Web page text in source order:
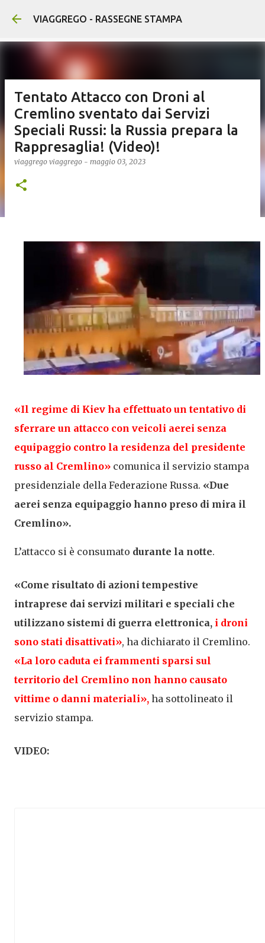
Passa ai contenuti principali
VIAGGREGO - RASSEGNE STAMPA
Tentato Attacco con Droni al
Cremlino sventato dai Servizi
Speciali Russi: la Russia prepara la
Rappresaglia! (Video)!
viaggrego viaggrego - maggio 03, 2023
«Il regime di Kiev ha effettuato un tentativo di
sferrare un attacco con veicoli aerei senza
equipaggio contro la residenza del presidente
russo al Cremlino» comunica il servizio stampa
presidenziale della Federazione Russa. «Due
aerei senza equipaggio hanno preso di mira il
Cremlino».
L’attacco si è consumato durante la notte.
«Come risultato di azioni tempestive
intraprese dai servizi militari e speciali che
utilizzano sistemi di guerra elettronica, i droni
sono stati disattivati», ha dichiarato il Cremlino.
«La loro caduta ei frammenti sparsi sul
territorio del Cremlino non hanno causato
vittime o danni materiali», ha sottolineato il
servizio stampa.
VIDEO: